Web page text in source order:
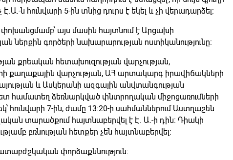
ն հունվարի 5-ին տնից դուրս է եկել և չի վերադարձել:
փոխանցմամբ՝ այս մասին հայտնում է Արցախի
ներքին գործերի նախարարության ոստիկանությունը:
քրեական հետախուզության վարչության,
քաղաքային վարչության, ԱՀ արտակարգ իրավիճակների
և Ասկերանի ազգային անվտանգության
համատեղ ձեռնարկված փնտրողական միջոցառումների
հունվարի 7-ին, ժամը 13:20-ի սահմաններում Աստղաշեն
տարածքում հայտնաբերվել է Է. Ա.-ի դին: Դիակի
բռնության հետքեր չեն հայտնաբերվել:
փորձաքննություն: